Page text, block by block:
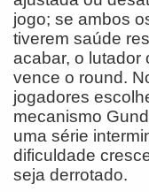
jogo; se ambos
tiverem saúde
acabar, o lutador
vence o round.
jogadores
mecanismo
uma série
dificuldade
seja derrotado.